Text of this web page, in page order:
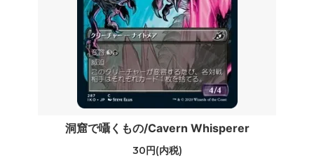
洞窟で囁くもの/Cavern Whisperer
30円(内税)